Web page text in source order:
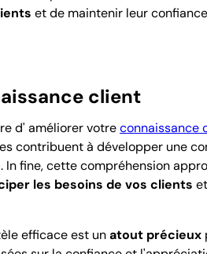
et de maintenir leur
client
d' améliorer votreconnaissance
contribuent à développer une
. In fine, cette compréhension
les besoins de vos clients
efficace est unatout précieux